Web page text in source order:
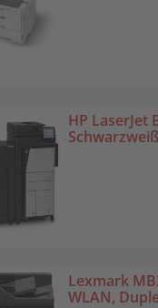
HP
Lexmark
WLAN,